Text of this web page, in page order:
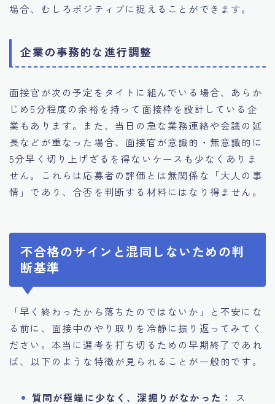
場合、むしろポジティブに捉えることができます。
企業の事務的な進行調整
面接官が次の予定をタイトに組んでいる場合、あらか
じめ5分程度の余裕を持って面接枠を設計している企
業もあります。また、当日の急な業務連絡や会議の延
長などが重なった場合、面接官が意識的・無意識的に
5分早く切り上げざるを得ないケースも少なくありま
せん。これらは応募者の評価とは無関係な「大人の事
情」であり、合否を判断する材料にはなり得ません。
不合格のサインと混同しないための判
断基準
「早く終わったから落ちたのではないか」と不安にな
る前に、面接中のやり取りを冷静に振り返ってみてく
ださい。本当に選考を打ち切るための早期終了であれ
ば、以下のような特徴が見られることが一般的です。
質問が極端に少なく、深掘りがなかった： ス